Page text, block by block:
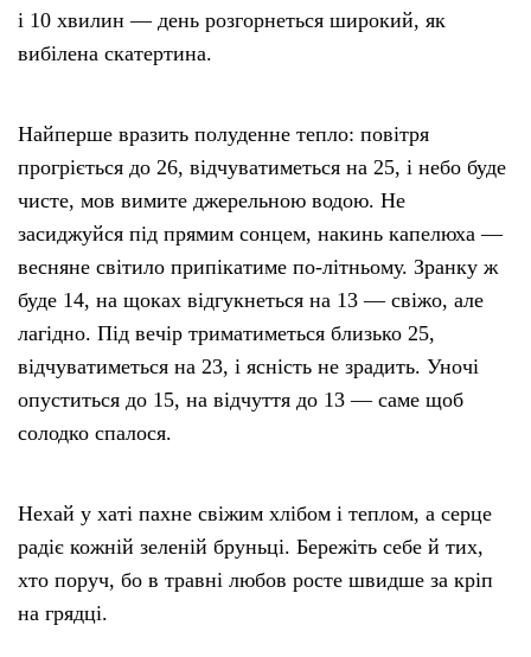
Бюджет
Контакти
і 10 хвилин — день розгорнеться широкий, як
вибілена скатертина.
Найперше вразить полуденне тепло: повітря
прогріється до 26, відчуватиметься на 25, і небо буде
чисте, мов вимите джерельною водою. Не
засиджуйся під прямим сонцем, накинь капелюха —
весняне світило припікатиме по-літньому. Зранку ж
буде 14, на щоках відгукнеться на 13 — свіжо, але
лагідно. Під вечір триматиметься близько 25,
відчуватиметься на 23, і ясність не зрадить. Уночі
опуститься до 15, на відчуття до 13 — саме щоб
солодко спалося.
Нехай у хаті пахне свіжим хлібом і теплом, а серце
радіє кожній зеленій бруньці. Бережіть себе й тих,
хто поруч, бо в травні любов росте швидше за кріп
на грядці.